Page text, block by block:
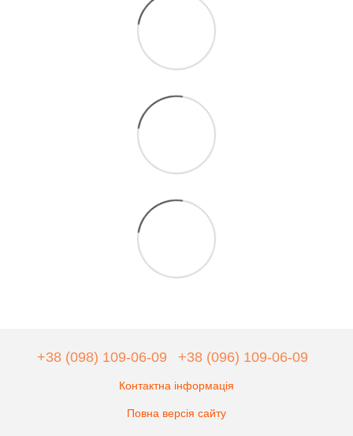
+38 (098) 109-06-09 +38 (096) 109-06-09
Контактна інформація
Повна версія сайту